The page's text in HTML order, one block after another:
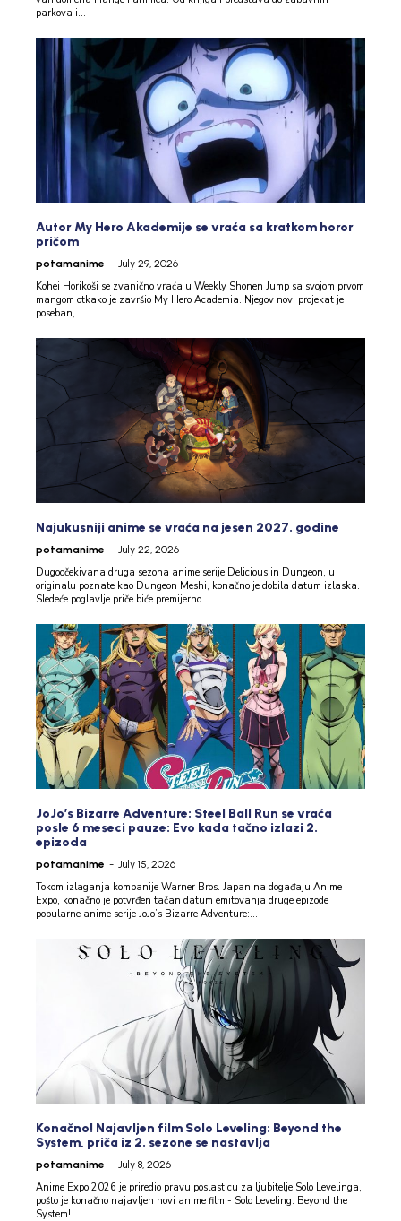
parkova i...
Autor My Hero Akademije se vraća sa kratkom horor
pričom
potamanime - July 29, 2026
Kohei Horikoši se zvanično vraća u Weekly Shonen Jump sa svojom prvom
mangom otkako je završio My Hero Academia. Njegov novi projekat je
poseban,...
Najukusniji anime se vraća na jesen 2027. godine
potamanime - July 22, 2026
Dugoočekivana druga sezona anime serije Delicious in Dungeon, u
originalu poznate kao Dungeon Meshi, konačno je dobila datum izlaska.
Sledeće poglavlje priče biće premijerno...
JoJo’s Bizarre Adventure: Steel Ball Run se vraća
posle 6 meseci pauze: Evo kada tačno izlazi 2.
epizoda
potamanime - July 15, 2026
Tokom izlaganja kompanije Warner Bros. Japan na događaju Anime
Expo, konačno je potvrđen tačan datum emitovanja druge epizode
popularne anime serije JoJo’s Bizarre Adventure:...
Konačno! Najavljen film Solo Leveling: Beyond the
System, priča iz 2. sezone se nastavlja
potamanime - July 8, 2026
Anime Expo 2026 je priredio pravu poslasticu za ljubitelje Solo Levelinga,
pošto je konačno najavljen novi anime film - Solo Leveling: Beyond the
System!...